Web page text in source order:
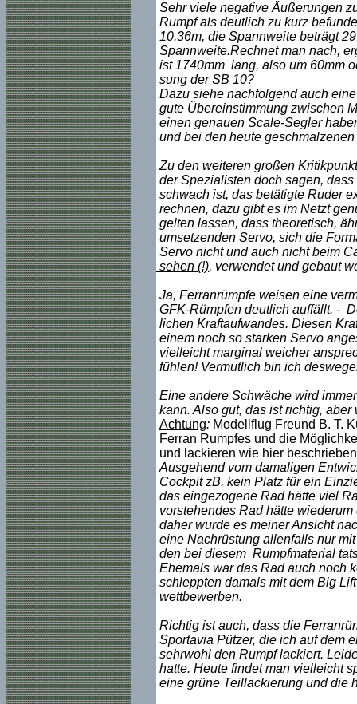
Sehr viele negative Äußerungen
Rumpf als deutlich zu kurz
10,36m, die Spannweite beträgt
Spannweite.Rechnet man nach,
ist 1740mm lang, also um 60mm
sung der SB 10?
Dazu siehe nachfolgend auch
gute Übereinstimmung zwischen
einen genauen Scale-Segler
und bei den heute
Zu den weiteren großen
der Spezialisten doch sagen,
schwach ist, das betätigte Ruder
rechnen, dazu gibt es im Netzt
gelten lassen, dass theoretisch,
umsetzenden Servo, sich die
Servo nicht und auch nicht beim
sehen (!), verwendet und gebaut
Ja, Ferranrümpfe weisen eine
GFK-Rümpfen deutlich auffällt. -
lichen Kraftaufwandes. Diesen
einem noch so starken Servo
vielleicht marginal weicher
fühlen! Vermutlich bin ich
Eine andere Schwäche wird
kann. Also gut, das ist richtig,
Achtung: Modellflug Freund B. T.
Ferran Rumpfes und die
und lackieren wie hier
Ausgehend vom damaligen
Cockpit zB. kein Platz für ein
das eingezogene Rad hätte viel
vorstehendes Rad hätte
daher wurde es meiner Ansicht
eine Nachrüstung allenfalls nur
den bei diesem Rumpfmaterial
Ehemals war das Rad auch noch
schleppten damals mit dem Big
wettbewerben.
Richtig ist auch, dass die
Sportavia Pützer, die ich auf dem
sehrwohl den Rumpf lackiert.
hatte. Heute findet man vielleicht
eine grüne Teillackierung und die